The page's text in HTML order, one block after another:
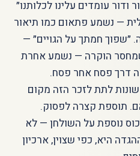
עומדים עלינו לכלותנו״
— נשמע פתאום כמו תיאור
״שפוך חמתך על הגויים״ —
הוקרה — נשמע אחרת
דרך פסח אחר פסח.
לתת לזכר הזה מקום
תוספת קצרה לפסוק.
נוספת על השולחן — לא
היא, כפי שצוין, ארכיון